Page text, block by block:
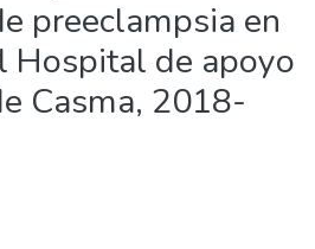
preeclampsia en
Hospital de apoyo
Casma, 2018-